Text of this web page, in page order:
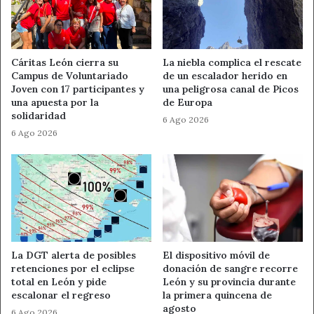
Prevención del Centro de Seguridad y Salud Laboral
de Castilla y León.
Todos los alumnos premiados recibieron unatablet
individual, mientras que los centros educativos fueron
dotados concámaras de videoconferencia
su actividad docente.
Premiados con presencia
leonesa
IES Vadinia de Cistierna
Tercer premio en categoría B por el juego“Tabú
Prevención de riesgos laborales”.
Centro de Educación Especial Bergidum de
Cáritas León cierra su
Campus de Voluntariado
Joven con 17 participantes y
una apuesta por la
solidaridad
6 Ago 2026
La niebla complica el rescate
de un escalador herido en
una peligrosa canal de Picos
de Europa
6 Ago 2026
La DGT alerta de posibles
retenciones por el eclipse
total en León y pide
escalonar el regreso
El dispositivo móvil de
donación de sangre recorre
León y su provincia durante
la primera quincena de
agosto